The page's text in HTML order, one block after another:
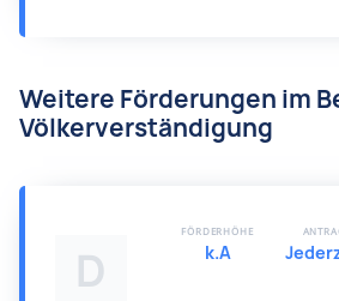
Weitere Förderungen im
Völkerverständigung
D
FÖRDERHÖHE
k.A